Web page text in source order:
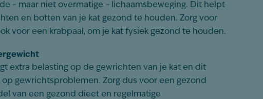
– maar niet overmatige – lichaamsbeweging. Dit helpt
en botten van je kat gezond te houden. Zorg voor
voor een krabpaal, om je kat fysiek gezond te houden.
extra belasting op de gewrichten van je kat en dit
gewrichtsproblemen. Zorg dus voor een gezond
van een gezond dieet en regelmatige